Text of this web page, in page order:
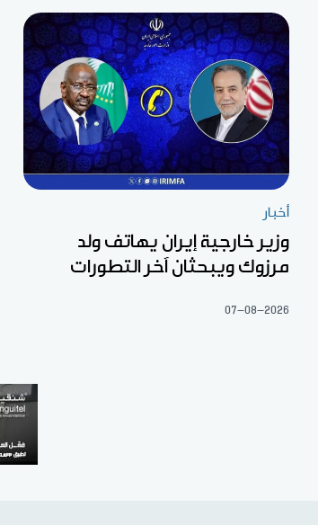
أخبار
وزير خارجية إيران يهاتف ولد
مرزوك ويبحثان آخر التطورات
07-08-2026